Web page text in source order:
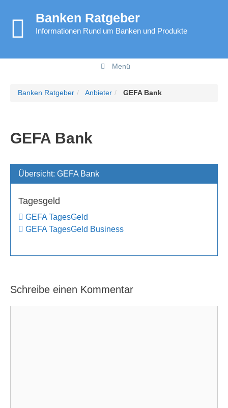
zum
Banken Ratgeber
Informationen Rund um Banken und Produkte
Menü
Banken Ratgeber Anbieter GEFA Bank
GEFA Bank
Übersicht: GEFA Bank
Tagesgeld
GEFA TagesGeld
GEFA TagesGeld Business
Schreibe einen Kommentar